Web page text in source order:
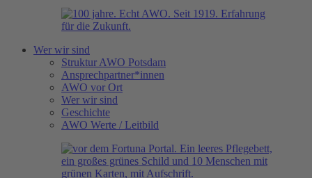
Wer wir sind
Struktur AWO Potsdam
Ansprechpartner*innen
AWO vor Ort
Wer wir sind
Geschichte
AWO Werte / Leitbild